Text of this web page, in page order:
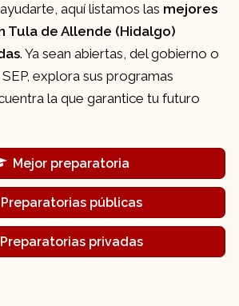
aquí listamos las mejores
Tula de Allende (Hidalgo)
. Ya sean abiertas, del gobierno o
explora sus programas
la que garantice tu futuro
Mejor preparatoria
Preparatorias públicas
Preparatorias privadas